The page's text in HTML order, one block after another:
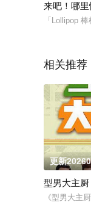
来吧！哪里
「Lollipop
相关推荐
更新
型男大主厨
《型男大主